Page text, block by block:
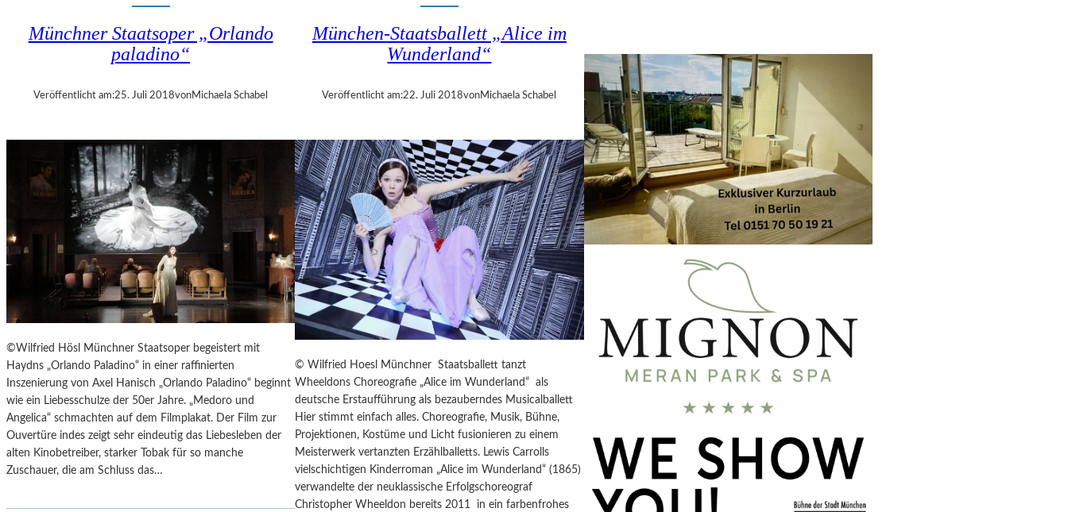
6
T
A
T
E
R
T
R
E
F
F
E
“
E
R
B
E
R
L
I
N
Münchner Staatsoper „Orlando
paladino“
Veröffentlicht am:25. Juli 2018vonMichaela Schabel
©Wilfried Hösl Münchner Staatsoper begeistert mit
Haydns „Orlando Paladino“ in einer raffinierten
Inszenierung von Axel Hanisch „Orlando Paladino“ beginnt
wie ein Liebesschulze der 50er Jahre. „Medoro und
Angelica“ schmachten auf dem Filmplakat. Der Film zur
Ouvertüre indes zeigt sehr eindeutig das Liebesleben der
alten Kinobetreiber, starker Tobak für so manche
Zuschauer, die am Schluss das…
München-Staatsballett „Alice im
Wunderland“
Veröffentlicht am:22. Juli 2018vonMichaela Schabel
© Wilfried Hoesl Münchner Staatsballett tanzt
Wheeldons Choreografie „Alice im Wunderland“ als
deutsche Erstaufführung als bezauberndes Musicalballett
Hier stimmt einfach alles. Choreografie, Musik, Bühne,
Projektionen, Kostüme und Licht fusionieren zu einem
Meisterwerk vertanzten Erzählballetts. Lewis Carrolls
vielschichtigen Kinderroman „Alice im Wunderland“ (1865)
verwandelte der neuklassische Erfolgschoreograf
Christopher Wheeldon bereits 2011 in ein farbenfrohes